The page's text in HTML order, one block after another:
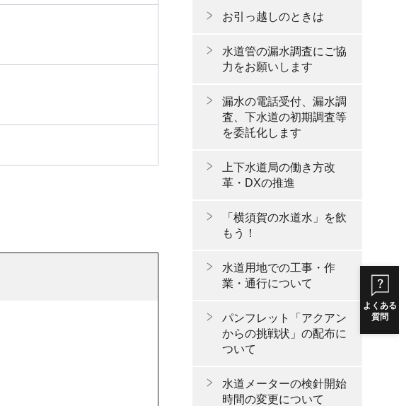
よくある
質問
お引っ越しのときは
水道管の漏水調査にご協
力をお願いします
漏水の電話受付、漏水調
査、下水道の初期調査等
を委託化します
上下水道局の働き方改
革・DXの推進
「横須賀の水道水」を飲
もう！
水道用地での工事・作
業・通行について
パンフレット「アクアン
からの挑戦状」の配布に
ついて
水道メーターの検針開始
時間の変更について